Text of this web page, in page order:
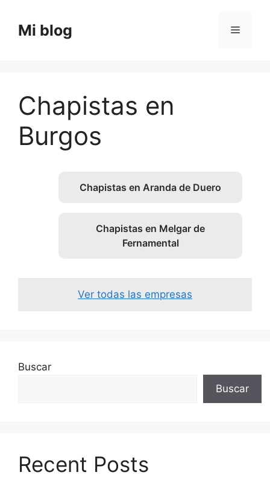
contenido
Mi blog Menú
Chapistas en
Burgos
Chapistas en Aranda de Duero
Chapistas en Melgar de
Fernamental
Ver todas las empresas
Buscar
Buscar
Recent Posts